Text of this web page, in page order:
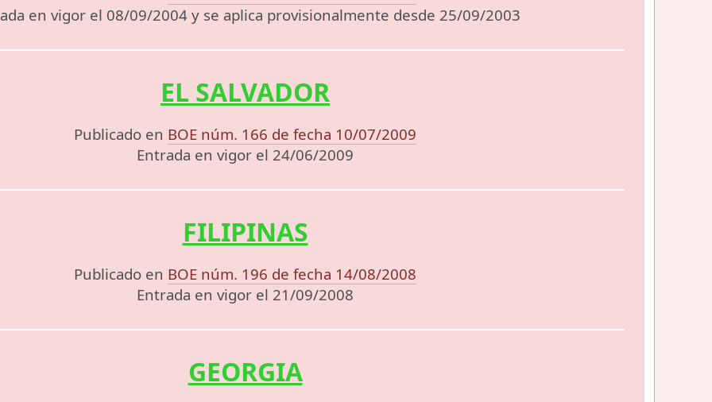
en vigor el 08/09/2004 y se aplica provisionalmente desde 25/09/2003
EL SALVADOR
Publicado en BOE núm. 166 de fecha 10/07/2009
Entrada en vigor el 24/06/2009
FILIPINAS
Publicado en BOE núm. 196 de fecha 14/08/2008
Entrada en vigor el 21/09/2008
GEORGIA